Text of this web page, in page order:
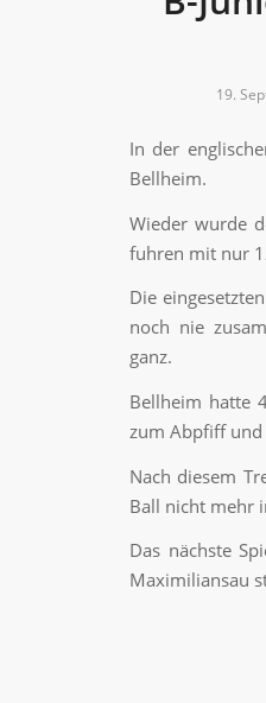
19.
In der
Bellheim.
Wieder wurde
fuhren mit nur
Die
noch nie
ganz.
Bellheim hatte
zum Abpfiff und
Nach diesem
Ball nicht mehr
Das nächste
Maximiliansau